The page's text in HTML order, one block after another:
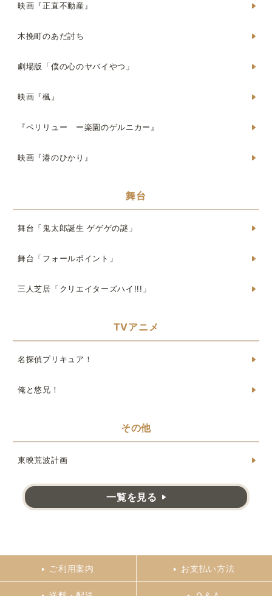
映画『正直不動産』
木挽町のあだ討ち
劇場版「僕の心のヤバイやつ」
映画『楓』
『ペリリュー ー楽園のゲルニカー』
映画『港のひかり』
舞台
舞台「鬼太郎誕生 ゲゲゲの謎」
舞台「フォールポイント」
三人芝居「クリエイターズハイ!!!」
TVアニメ
名探偵プリキュア！
俺と悠兄！
その他
東映荒波計画
一覧を見る
ご利用案内 お支払い方法